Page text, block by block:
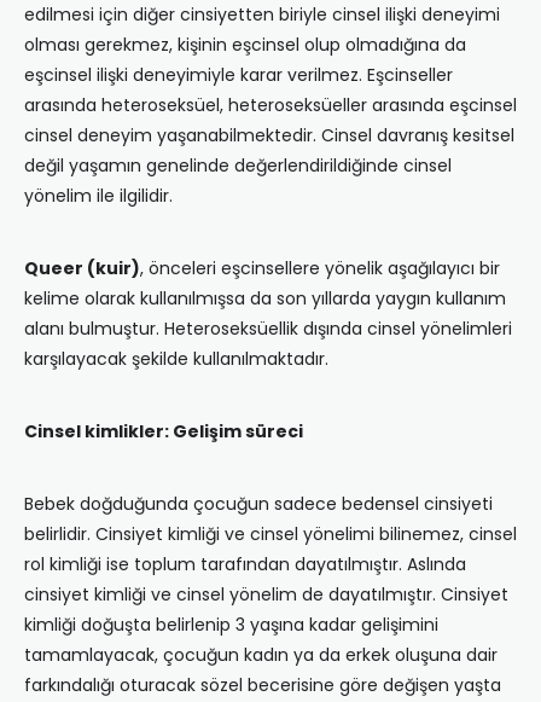
edilmesi için diğer cinsiyetten biriyle cinsel ilişki deneyimi
olması gerekmez, kişinin eşcinsel olup olmadığına da
eşcinsel ilişki deneyimiyle karar verilmez. Eşcinseller
arasında heteroseksüel, heteroseksüeller arasında eşcinsel
cinsel deneyim yaşanabilmektedir. Cinsel davranış kesitsel
değil yaşamın genelinde değerlendirildiğinde cinsel
yönelim ile ilgilidir.
Queer (kuir), önceleri eşcinsellere yönelik aşağılayıcı bir
kelime olarak kullanılmışsa da son yıllarda yaygın kullanım
alanı bulmuştur. Heteroseksüellik dışında cinsel yönelimleri
karşılayacak şekilde kullanılmaktadır.
Cinsel kimlikler: Gelişim süreci
Bebek doğduğunda çocuğun sadece bedensel cinsiyeti
belirlidir. Cinsiyet kimliği ve cinsel yönelimi bilinemez, cinsel
rol kimliği ise toplum tarafından dayatılmıştır. Aslında
cinsiyet kimliği ve cinsel yönelim de dayatılmıştır. Cinsiyet
kimliği doğuşta belirlenip 3 yaşına kadar gelişimini
tamamlayacak, çocuğun kadın ya da erkek oluşuna dair
farkındalığı oturacak sözel becerisine göre değişen yaşta